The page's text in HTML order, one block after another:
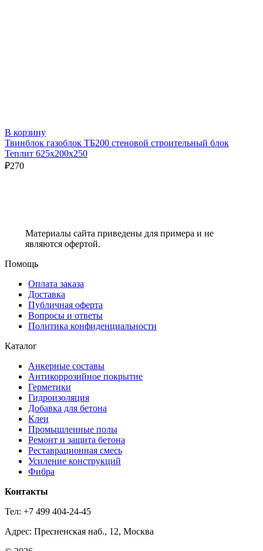
В корзину
Твинблок газоблок ТБ200 стеновой строительный блок
Теплит 625х200х250
₽270
Материалы сайта приведены для примера и не
являются офертой.
Помощь
Оплата заказа
Доставка
Публичная оферта
Вопросы и ответы
Политика конфиденциальности
Каталог
Анкерные составы
Антикоррозийное покрытие
Герметики
Гидроизоляция
Добавка для бетона
Клеи
Промышленные полы
Ремонт и защита бетона
Реставрационная смесь
Усиление конструкций
Фибра
Контакты
Тел: +7 499 404-24-45
Адрес: Пресненская наб., 12, Москва